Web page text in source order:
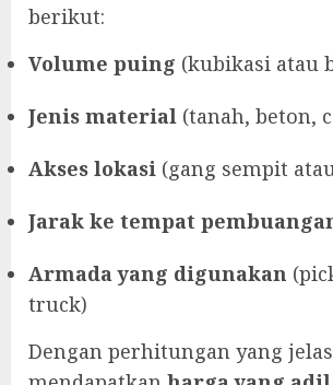
berikut:
Volume puing (kubikasi atau
Jenis material (tanah, beton,
Akses lokasi (gang sempit
Jarak ke tempat
Armada yang digunakan
truck)
Dengan perhitungan yang